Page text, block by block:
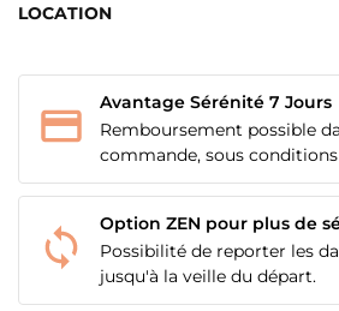
LOCATION
Avantage Sérénité 7 Jours
Remboursement possible
commande, sous conditions
Option ZEN pour plus de
Possibilité de reporter les
jusqu'à la veille du départ.